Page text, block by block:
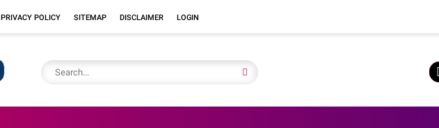
PRIVACY POLICY SITEMAP DISCLAIMER LOGIN